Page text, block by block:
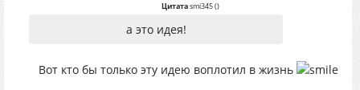
Цитатаsmi345()
а это идея!
Вот кто бы только эту идею воплотил в жизнь